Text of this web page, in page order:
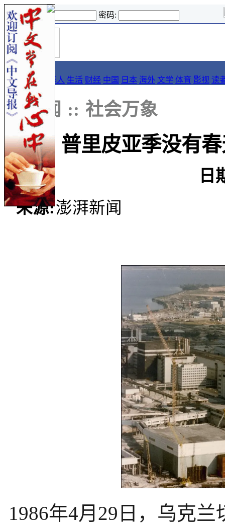
登录名: 密码:
首
页
导报
要闻 论坛 华人 生活 财经 中国 日本 海外 文学 体育 影视 读
:: 新闻 :: 社会万象
普里皮亚季没有
日
来源:澎湃新闻
1986年4月29日，乌克